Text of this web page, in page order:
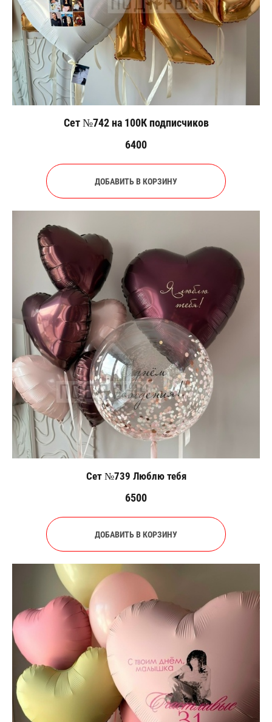
Сет №742 на 100К подписчиков
6400
ДОБАВИТЬ В КОРЗИНУ
Сет №739 Люблю тебя
6500
ДОБАВИТЬ В КОРЗИНУ